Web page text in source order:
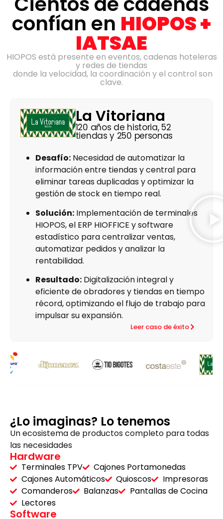
confían en HIOPOS +
IATSAE
HIOPOS está presente en eventos, cadenas hoteleras
y redes de tiendas
donde la velocidad, la coordinación y el control son
clave.
La Vitoriana
120 años de historia, 52
tiendas y 250 personas
Desafío: Necesidad de automatizar la
información entre tiendas y central para
eliminar tareas duplicadas y optimizar la
gestión de stock en tiempo real.
Solución: Implementación de terminales
HIOPOS, el ERP HIOFFICE y software
estadístico para centralizar ventas,
automatizar pedidos y analizar la
rentabilidad.
Resultado: Digitalización integral y
eficiente de obradores y tiendas en tiempo
récord, optimizando el flujo de trabajo para
impulsar su expansión.
Leer caso de éxito
¿Lo imaginas? Lo tenemos
Un ecosistema de productos completo para todas
las necesidades
Hardware
Terminales TPV
Cajones Portamonedas
Cajones Automáticos
Quioscos
Impresoras
Comanderos
Balanzas
Pantallas de Cocina
Lectores
Software